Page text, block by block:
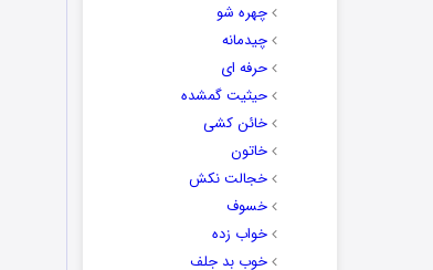
چهره شو
چیدمانه
حرفه ای
حیثیت گمشده
خائن کشی
خاتون
خجالت نکش
خسوف
خواب زده
خوب بد جلف